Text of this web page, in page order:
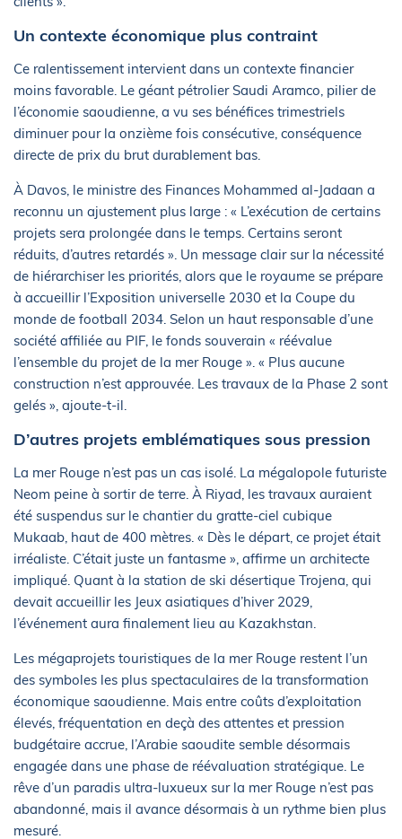
Un contexte économique plus contraint
Ce ralentissement intervient dans un contexte financier
moins favorable. Le géant pétrolier Saudi Aramco, pilier de
l’économie saoudienne, a vu ses bénéfices trimestriels
diminuer pour la onzième fois consécutive, conséquence
directe de prix du brut durablement bas.
À Davos, le ministre des Finances Mohammed al-Jadaan a
reconnu un ajustement plus large : « L’exécution de certains
projets sera prolongée dans le temps. Certains seront
réduits, d’autres retardés ». Un message clair sur la nécessité
de hiérarchiser les priorités, alors que le royaume se prépare
à accueillir l’Exposition universelle 2030 et la Coupe du
monde de football 2034. Selon un haut responsable d’une
société affiliée au PIF, le fonds souverain « réévalue
l’ensemble du projet de la mer Rouge ». « Plus aucune
construction n’est approuvée. Les travaux de la Phase 2 sont
gelés », ajoute-t-il.
D’autres projets emblématiques sous pression
La mer Rouge n’est pas un cas isolé. La mégalopole futuriste
Neom peine à sortir de terre. À Riyad, les travaux auraient
été suspendus sur le chantier du gratte-ciel cubique
Mukaab, haut de 400 mètres. « Dès le départ, ce projet était
irréaliste. C’était juste un fantasme », affirme un architecte
impliqué. Quant à la station de ski désertique Trojena, qui
devait accueillir les Jeux asiatiques d’hiver 2029,
l’événement aura finalement lieu au Kazakhstan.
Les mégaprojets touristiques de la mer Rouge restent l’un
des symboles les plus spectaculaires de la transformation
économique saoudienne. Mais entre coûts d’exploitation
élevés, fréquentation en deçà des attentes et pression
budgétaire accrue, l’Arabie saoudite semble désormais
engagée dans une phase de réévaluation stratégique. Le
rêve d’un paradis ultra-luxueux sur la mer Rouge n’est pas
abandonné, mais il avance désormais à un rythme bien plus
mesuré.